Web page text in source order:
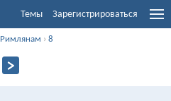
Темы Зарегистрироваться
›8